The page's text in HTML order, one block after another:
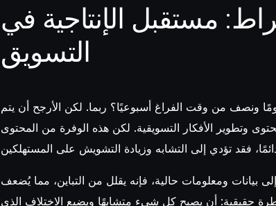
مستقبل الإنتاجية في
التسويق
ونصف من وقت الفراغ أسبوعيًا؟ ربما. لكن الأرجح أن يتم
وتطوير الأفكار التسويقية. لكن هذه الوفرة من المحتوى
بيانات ومعلومات حالية، فإنه يقلل من التباين، مما يُضعف
حقيقية: أن يصبح كل شيء متشابهًا ويضيع الاختلاف الذي